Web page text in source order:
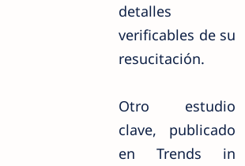
detalles
verificables de su
resucitación.
Otro estudio
clave, publicado
en Trends in